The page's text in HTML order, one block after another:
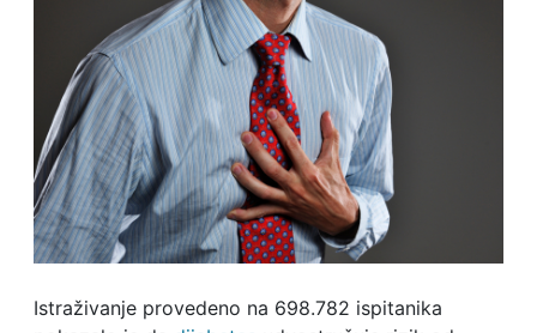
Istraživanje provedeno na 698.782 ispitanika